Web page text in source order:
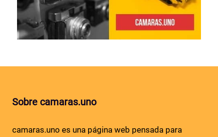
Sobre camaras.uno
camaras.uno es una página web pensada para